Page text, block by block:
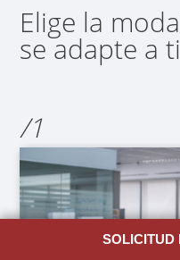
Elige la
se adapte a
/1
SOLICITUD